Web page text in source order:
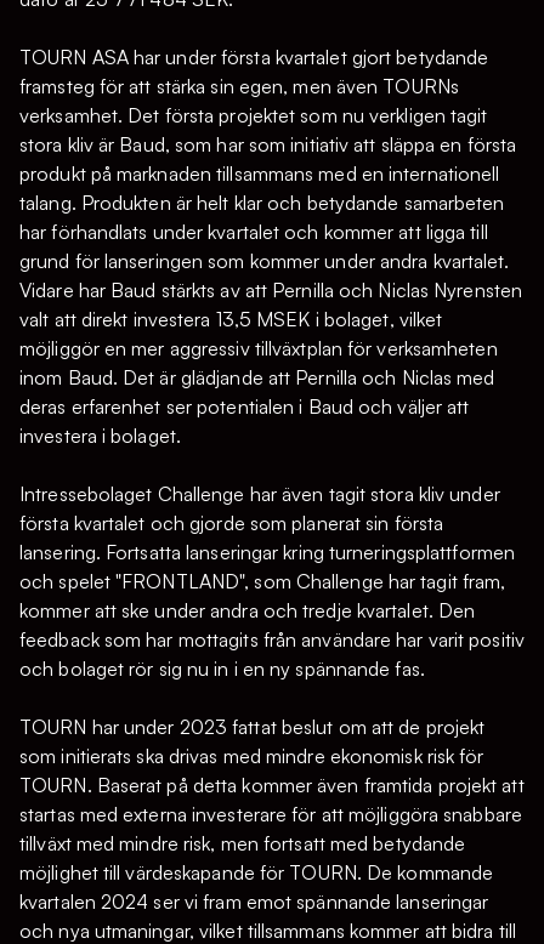
TOURN ASA har under första kvartalet gjort betydande
framsteg för att stärka sin egen, men även TOURNs
verksamhet. Det första projektet som nu verkligen tagit
stora kliv är Baud, som har som initiativ att släppa en första
produkt på marknaden tillsammans med en internationell
talang. Produkten är helt klar och betydande samarbeten
har förhandlats under kvartalet och kommer att ligga till
grund för lanseringen som kommer under andra kvartalet.
Vidare har Baud stärkts av att Pernilla och Niclas Nyrensten
valt att direkt investera 13,5 MSEK i bolaget, vilket
möjliggör en mer aggressiv tillväxtplan för verksamheten
inom Baud. Det är glädjande att Pernilla och Niclas med
deras erfarenhet ser potentialen i Baud och väljer att
investera i bolaget.
Intressebolaget Challenge har även tagit stora kliv under
första kvartalet och gjorde som planerat sin första
lansering. Fortsatta lanseringar kring turneringsplattformen
och spelet "FRONTLAND", som Challenge har tagit fram,
kommer att ske under andra och tredje kvartalet. Den
feedback som har mottagits från användare har varit positiv
och bolaget rör sig nu in i en ny spännande fas.
TOURN har under 2023 fattat beslut om att de projekt
som initierats ska drivas med mindre ekonomisk risk för
TOURN. Baserat på detta kommer även framtida projekt att
startas med externa investerare för att möjliggöra snabbare
tillväxt med mindre risk, men fortsatt med betydande
möjlighet till värdeskapande för TOURN. De kommande
kvartalen 2024 ser vi fram emot spännande lanseringar
och nya utmaningar, vilket tillsammans kommer att bidra till